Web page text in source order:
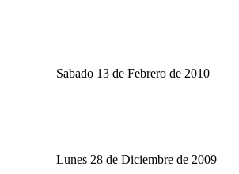
Sabado 13 de Febrero de 2010
Lunes 28 de Diciembre de 2009